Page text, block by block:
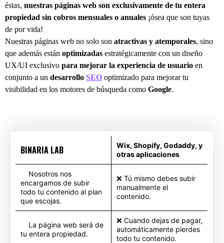
éstas, nuestras páginas web son exclusivamente de tu entera
propiedad sin cobros mensuales o anuales ¡ósea que son tuyas
de por vida!
Nuestras páginas web no solo son atractivas y atemporales, sino
que además están optimizadas estratégicamente con un diseño
UX/UI exclusivo para mejorar la experiencia de usuario en
conjunto a un desarrollo SEO optimizado para mejorar tu
visibilidad en los motores de búsqueda como Google.
BINARIA LAB
Wix, Shopify, Godaddy, y
otras aplicaciones
Nosotros nos
encargamos de subir
todo tu contenido al plan
que escojas.
❌ Tú mismo debes subir
manualmente el
contenido.
La página web será de
tu entera propiedad.
❌ Cuando dejas de pagar,
automáticamente pierdes
todo tu contenido.